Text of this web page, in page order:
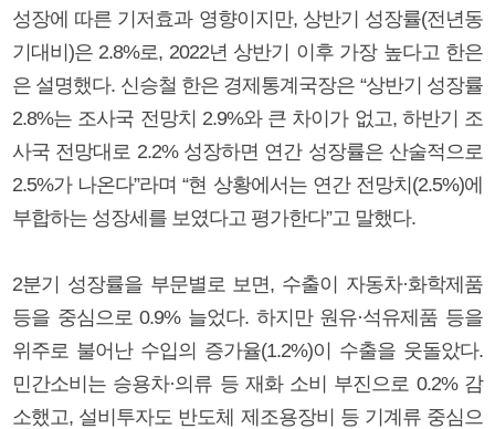
성장에 따른 기저효과 영향이지만, 상반기 성장률(전년동
기대비)은 2.8%로, 2022년 상반기 이후 가장 높다고 한은
은 설명했다. 신승철 한은 경제통계국장은 “상반기 성장률
2.8%는 조사국 전망치 2.9%와 큰 차이가 없고, 하반기 조
사국 전망대로 2.2% 성장하면 연간 성장률은 산술적으로
2.5%가 나온다”라며 “현 상황에서는 연간 전망치(2.5%)에
부합하는 성장세를 보였다고 평가한다”고 말했다.
2분기 성장률을 부문별로 보면, 수출이 자동차·화학제품
등을 중심으로 0.9% 늘었다. 하지만 원유·석유제품 등을
위주로 불어난 수입의 증가율(1.2%)이 수출을 웃돌았다.
민간소비는 승용차·의류 등 재화 소비 부진으로 0.2% 감
소했고, 설비투자도 반도체 제조용장비 등 기계류 중심으